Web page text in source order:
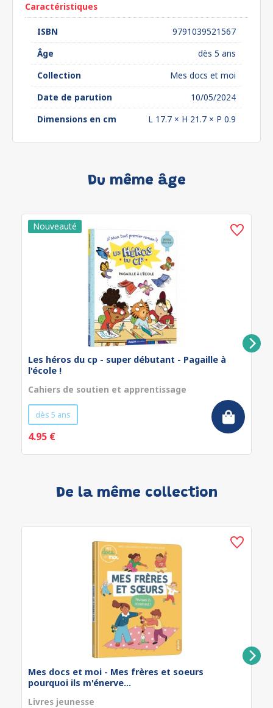
Caractéristiques
ISBN
9791039521567
Âge
dès 5 ans
Collection
Mes docs et moi
Date de parution
10/05/2024
Dimensions en cm
L 17.7 × H 21.7 × P 0.9
Du même âge
Les héros du cp - super débutant - Pagaille à
l'école !
Cahiers de soutien et apprentissage
dès 5 ans
4.95 €
De la même collection
Mes docs et moi - Mes frères et soeurs
pourquoi ils m'énerve...
Livres jeunesse